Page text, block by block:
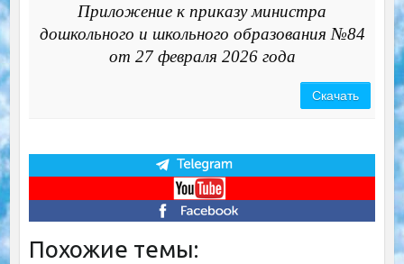
Приложение к приказу министра
дошкольного и школьного образования №84
от 27 февраля 2026 года
Скачать
Похожие темы: